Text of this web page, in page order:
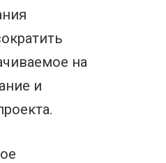
на
и